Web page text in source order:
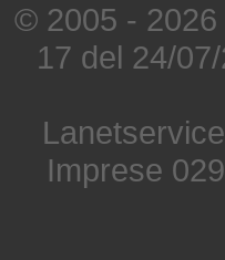
© 2005 -
17 del 24/
Imprese